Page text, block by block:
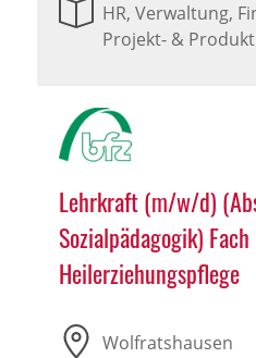
HR, Verwaltung,
Projekt- &
Lehrkraft (m/w/d)
Sozialpädagogik) Fach
Heilerziehungspflege
Wolfratshausen